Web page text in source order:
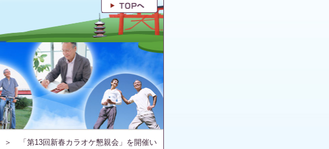
＞ 「第13回新春カラオケ懇親会」を開催い